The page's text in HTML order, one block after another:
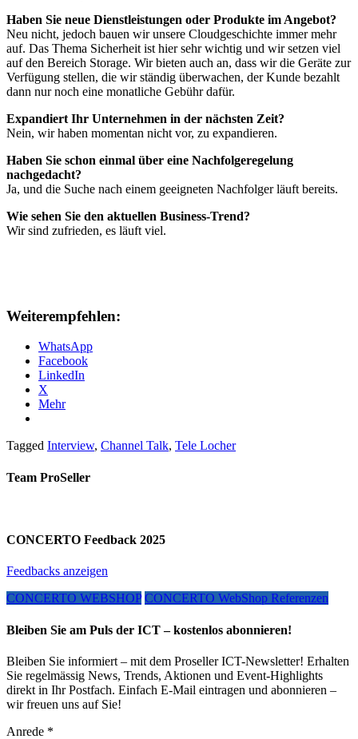
Haben Sie neue Dienstleistungen oder Produkte im Angebot?
Neu nicht, jedoch bauen wir unsere Cloudgeschichte immer mehr
auf. Das Thema Sicherheit ist hier sehr wichtig und wir setzen viel
auf den Bereich Storage. Wir bieten auch an, dass wir die Geräte zur
Verfügung stellen, die wir ständig überwachen, der Kunde bezahlt
dann nur noch eine monatliche Gebühr dafür.
Expandiert Ihr Unternehmen in der nächsten Zeit?
Nein, wir haben momentan nicht vor, zu expandieren.
Haben Sie schon einmal über eine Nachfolgeregelung
nachgedacht?
Ja, und die Suche nach einem geeigneten Nachfolger läuft bereits.
Wie sehen Sie den aktuellen Business-Trend?
Wir sind zufrieden, es läuft viel.
Weiterempfehlen:
WhatsApp
Facebook
LinkedIn
X
Mehr
Tagged Interview, Channel Talk, Tele Locher
Team ProSeller
CONCERTO Feedback 2025
Feedbacks anzeigen
CONCERTO WEBSHOP CONCERTO WebShop Referenzen
Bleiben Sie am Puls der ICT – kostenlos abonnieren!
Bleiben Sie informiert – mit dem Proseller ICT-Newsletter! Erhalten
Sie regelmässig News, Trends, Aktionen und Event-Highlights
direkt in Ihr Postfach. Einfach E-Mail eintragen und abonnieren –
wir freuen uns auf Sie!
Anrede *